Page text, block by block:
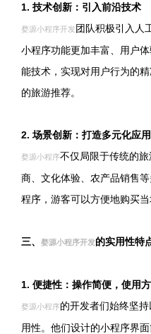
1. 技术创新：引入前沿技术
婺源小程序开发团队积极引入人
小程序功能更加丰富、用户
能技术，实现对用户行为的
的旅游推荐。
2. 场景创新：打造多元化应
婺源小程序不仅局限于传统的
商、文化体验、农产品销售
程序，游客可以方便地购买
三、 婺源小程序开发的实用性特
1. 便捷性：操作简便，使用
婺源小程序的开发者们始终坚
用性。他们设计的小程序界